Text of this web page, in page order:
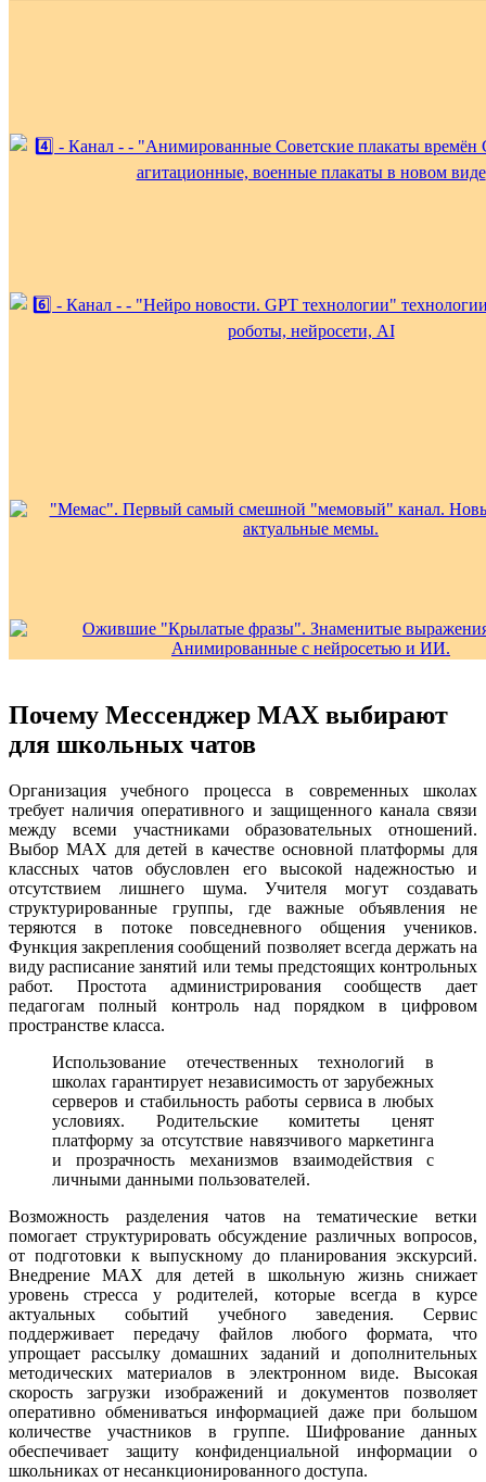
Почему Мессенджер MAX выбирают
для школьных чатов
Организация учебного процесса в современных школах
требует наличия оперативного и защищенного канала связи
между всеми участниками образовательных отношений.
Выбор MAX для детей в качестве основной платформы для
классных чатов обусловлен его высокой надежностью и
отсутствием лишнего шума. Учителя могут создавать
структурированные группы, где важные объявления не
теряются в потоке повседневного общения учеников.
Функция закрепления сообщений позволяет всегда держать на
виду расписание занятий или темы предстоящих контрольных
работ. Простота администрирования сообществ дает
педагогам полный контроль над порядком в цифровом
пространстве класса.
Использование отечественных технологий в
школах гарантирует независимость от зарубежных
серверов и стабильность работы сервиса в любых
условиях. Родительские комитеты ценят
платформу за отсутствие навязчивого маркетинга
и прозрачность механизмов взаимодействия с
личными данными пользователей.
Возможность разделения чатов на тематические ветки
помогает структурировать обсуждение различных вопросов,
от подготовки к выпускному до планирования экскурсий.
Внедрение MAX для детей в школьную жизнь снижает
уровень стресса у родителей, которые всегда в курсе
актуальных событий учебного заведения. Сервис
поддерживает передачу файлов любого формата, что
упрощает рассылку домашних заданий и дополнительных
методических материалов в электронном виде. Высокая
скорость загрузки изображений и документов позволяет
оперативно обмениваться информацией даже при большом
количестве участников в группе. Шифрование данных
обеспечивает защиту конфиденциальной информации о
школьниках от несанкционированного доступа.